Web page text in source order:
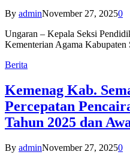
By adminNovember 27, 20250
Ungaran – Kepala Seksi
Kementerian Agama
Berita
Kemenag Kab.
Percepatan
Tahun 2025 dan
By adminNovember 27, 20250